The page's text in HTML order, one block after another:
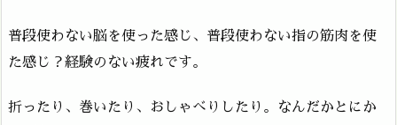
普段使わない脳を使った感じ、普段使わない指の筋肉を使
た感じ？経験のない疲れです。
折ったり、巻いたり、おしゃべりしたり。なんだかとにか